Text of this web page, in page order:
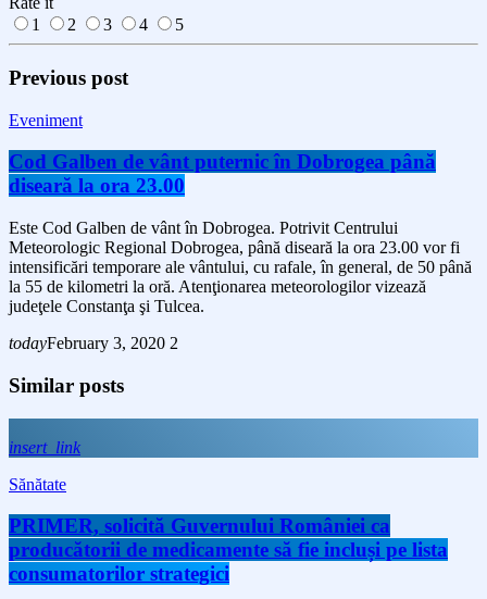
1
2 3 4 5
Previous post
Eveniment
Cod Galben de vânt puternic în Dobrogea până
diseară la ora 23.00
Este Cod Galben de vânt în Dobrogea. Potrivit Centrului
Meteorologic Regional Dobrogea, până diseară la ora 23.00 vor fi
intensificări temporare ale vântului, cu rafale, în general, de 50 până
la 55 de kilometri la oră. Atenţionarea meteorologilor vizează
judeţele Constanţa şi Tulcea.
todayFebruary 3, 2020 2
Similar posts
insert_link
Sănătate
PRIMER, solicită Guvernului României ca
producătorii de medicamente să fie incluși pe lista
consumatorilor strategici